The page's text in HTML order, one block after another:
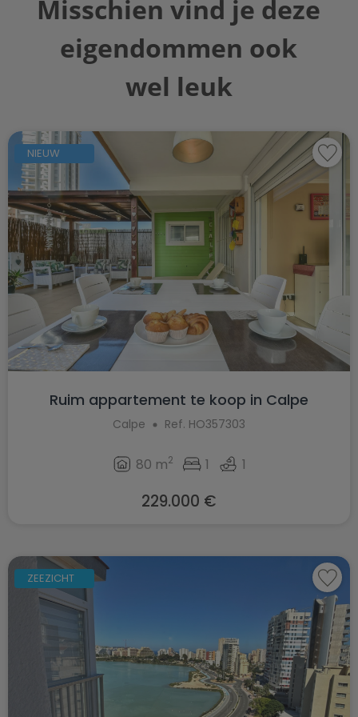
Misschien vind je deze
eigendommen ook
wel leuk
NIEUW
Ruim appartement te koop in Calpe
Calpe Ref. HO357303
80 m2 1 1
229.000 €
ZEEZICHT